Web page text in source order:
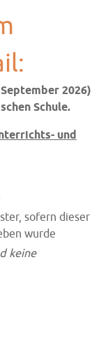
2026)
Schule.
und
sofern dieser
wurde
keine